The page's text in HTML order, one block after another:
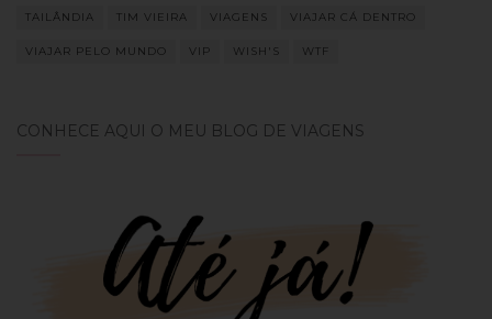
TAILÂNDIA TIM VIEIRA VIAGENS VIAJAR CÁ DENTRO
VIAJAR PELO MUNDO VIP WISH'S WTF
CONHECE AQUI O MEU BLOG DE VIAGENS